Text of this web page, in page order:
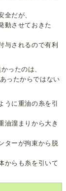
全だが、
動させておきた
与されるので有利
ったのは、
ったからではない
うに重油の糸を引
油溜まりから大き
ターが拘束から脱
からも糸を引いて